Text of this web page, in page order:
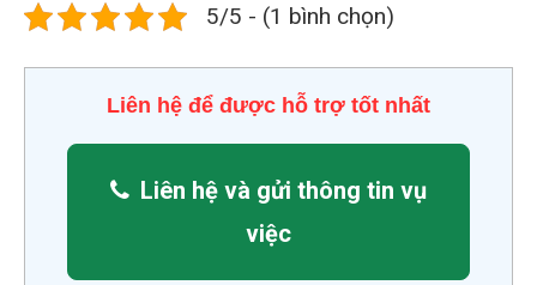
5/5 - (1 bình chọn)
Liên hệ để được hỗ trợ tốt nhất
Liên hệ và gửi thông tin vụ
việc